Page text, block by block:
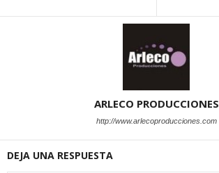
ARLECO PRODUCCIONES
http://www.arlecoproducciones.com
DEJA UNA RESPUESTA